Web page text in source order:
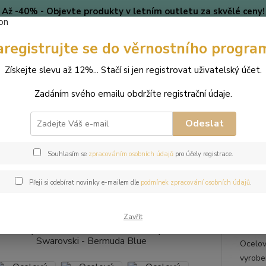
Až -40% - Objevte produkty v letním outletu za skvělé ceny!
🎄 VÁNOCE Blog
Hledat
náhrdelník ve tvaru kruhu
Blue
se do věrnostního
Získejte slevu až 12%... Stačí si jen registrovat uživatelský účet.
Zadáním svého emailu obdržíte registrační údaje.
Odeslat
Souhlasím se zpracováním osobních údajůpro účely registrace.
Přeji si odebírat novinky e-mailem dle podmínek zpracování osobních údajů.
Zavřít